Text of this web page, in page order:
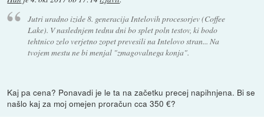
Jutri uradno izide 8. generacija Intelovih procesorjev (Coffee
Lake). V naslednjem tednu dni bo splet poln testov, ki bodo
tehtnico zelo verjetno zopet prevesili na Intelovo stran... Na
tvojem mestu ne bi menjal "zmagovalnega konja".
Kaj pa cena? Ponavadi je le ta na začetku precej napihnjena. Bi se
našlo kaj za moj omejen proračun cca 350 €?